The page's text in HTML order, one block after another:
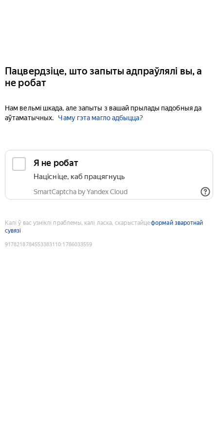
Пацвердзіце, што запыты адпраўлялі вы, а
не робат
Нам вельмі шкада, але запыты з вашай прылады падобныя да
аўтаматычных.
Чаму гэта магло адбыцца?
Я не робат
Націсніце, каб працягнуць
SmartCaptcha by Yandex Cloud
Калі ў вас узніклі праблемы, калі ласка, скарыстайцеформай зваротнай
сувязі
9178218784553383110:1786033559